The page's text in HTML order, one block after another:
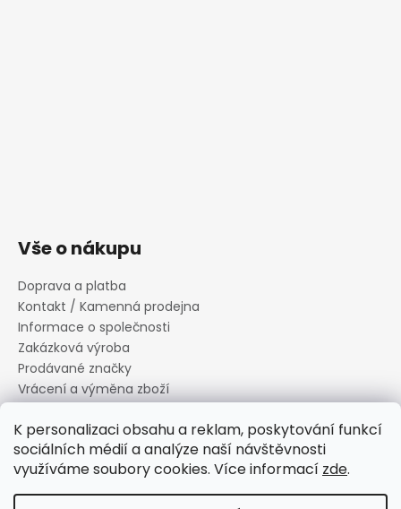
K personalizaci obsahu a reklam, poskytování funkcí
sociálních médií a analýze naší návštěvnosti
využíváme soubory cookies. Více informací zde.
Vše o nákupu
Doprava a platba
Kontakt / Kamenná prodejna
Informace o společnosti
Zakázková výroba
Prodávané značky
Vrácení a výměna zboží
Informace o souborech cookies
Reklamační řád
Obchodní podmínky